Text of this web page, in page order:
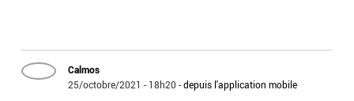
Calmos
25/octobre/2021 - 18h20 -depuis l'application mobile